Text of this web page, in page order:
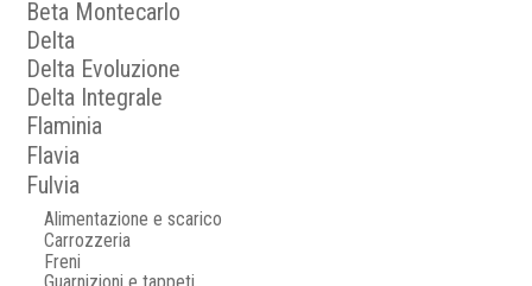
Beta Montecarlo
Delta
Delta Evoluzione
Delta Integrale
Flaminia
Flavia
Fulvia
Alimentazione e scarico
Carrozzeria
Freni